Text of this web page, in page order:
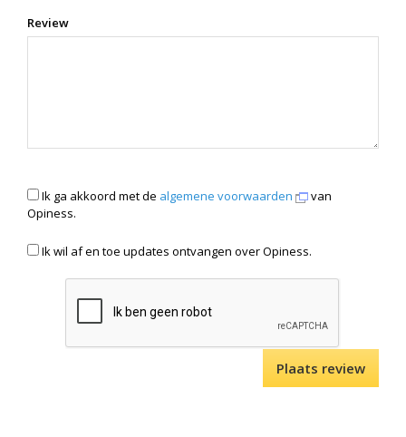
Review
Ik ga akkoord met de algemene voorwaarden
van
Opiness.
Ik wil af en toe updates ontvangen over Opiness.